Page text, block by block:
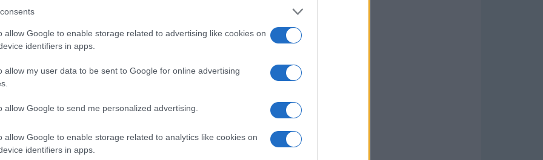
allow Google to enable storage related to advertising like cookies on
identifiers in apps.
allow my user data to be sent to Google for online advertising
allow Google to send me personalized advertising.
allow Google to enable storage related to analytics like cookies on
identifiers in apps.
a sus pintorescos paisajes, que aparecen
colores están bien aplicados y bien
ojo disfruta de una fascinante y sencilla
significa tener el privilegio de la elección.
costa, hay muchas playas y arrecifes. Una
que tomar teniendo amplias opciones
si ama la arena fina o guijarros. O si amas